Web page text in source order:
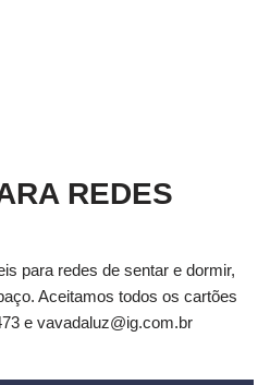
REDES
para redes de sentar e dormir,
Aceitamos todos os cartões
e vavadaluz@ig.com.br